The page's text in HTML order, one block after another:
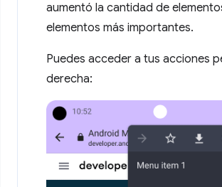
aumentó la cantidad de
elementos más importantes.
Puedes acceder a tus acciones
derecha: